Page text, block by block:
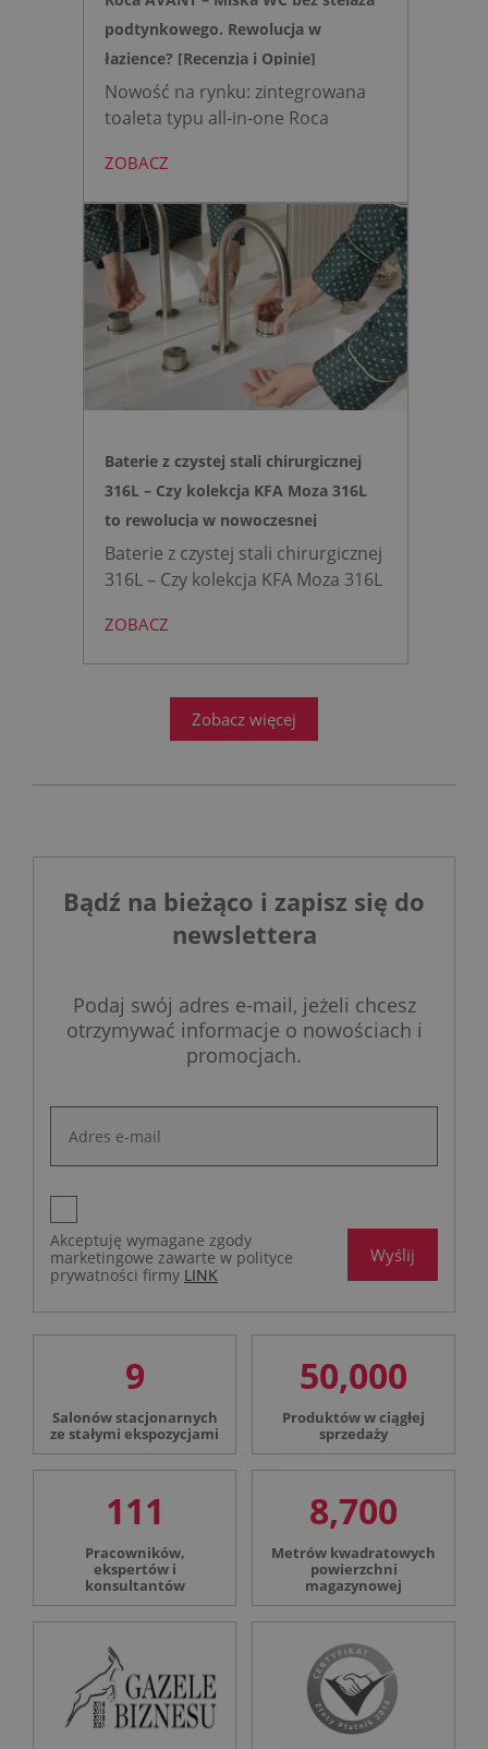
podtynkowego. Rewolucja w
łazience? [Recenzja i Opinie]
Nowość na rynku: zintegrowana
toaleta typu all-in-one Roca
montażu stelaża podtynkowego.
Zyskujesz do 20 cm przestrzeni w
łazience i o 15% cichsze
spłukiwanie dzięki technologii
opartej na efekcie Venturiego.
Idealne rozwiązanie do szybkich
remontów bez kucia ścian.
ZOBACZ
Baterie z czystej stali chirurgicznej
316L – Czy kolekcja KFA Moza 316L
to rewolucja w nowoczesnej
łazience?
Baterie z czystej stali chirurgicznej
316L – Czy kolekcja KFA Moza 316L
łazience?
projektowanie łazienek stanęło
ZOBACZ
Zobacz więcej
Bądź na bieżąco i zapisz się do
newslettera
Podaj swój adres e-mail, jeżeli chcesz
otrzymywać informacje o nowościach i
promocjach.
Akceptuję wymagane zgody
marketingowe zawarte w polityce
prywatności firmy LINK
Wyślij
9
Salonów stacjonarnych
ze stałymi ekspozycjami
50,000
Produktów w ciągłej
sprzedaży
111
Pracowników,
ekspertów i
konsultantów
8,700
Metrów kwadratowych
powierzchni
magazynowej